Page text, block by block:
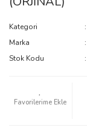
Kategori
Marka
Stok Kodu